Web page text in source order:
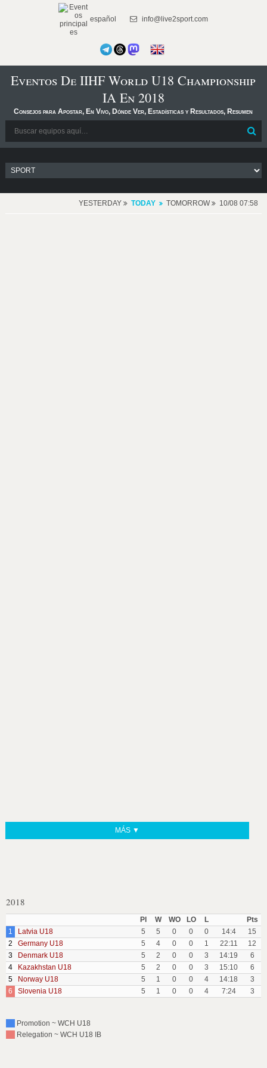
español info@live2sport.com
Eventos De IIHF World U18 Championship
IA En 2018
Consejos para Apostar, En Vivo, Dónde Ver, Estadísticas y Resultados, Resumen
YESTERDAY TODAY TOMORROW 10/08 07:58
MÁS ▼
2018
Pl W WO LO L
Pts
1
Latvia U18 5 5 0 0 0 14:4
15
2
Germany U18 5 4 0 0 1 22:11
12
3
Denmark U18 5 2 0 0 3 14:19
6
4
Kazakhstan U18 5 2 0 0 3 15:10
6
5
Norway U18 5 1 0 0 4 14:18
3
6
Slovenia U18 5 1 0 0 4 7:24 3
Promotion ~ WCH U18
Relegation ~ WCH U18 IB